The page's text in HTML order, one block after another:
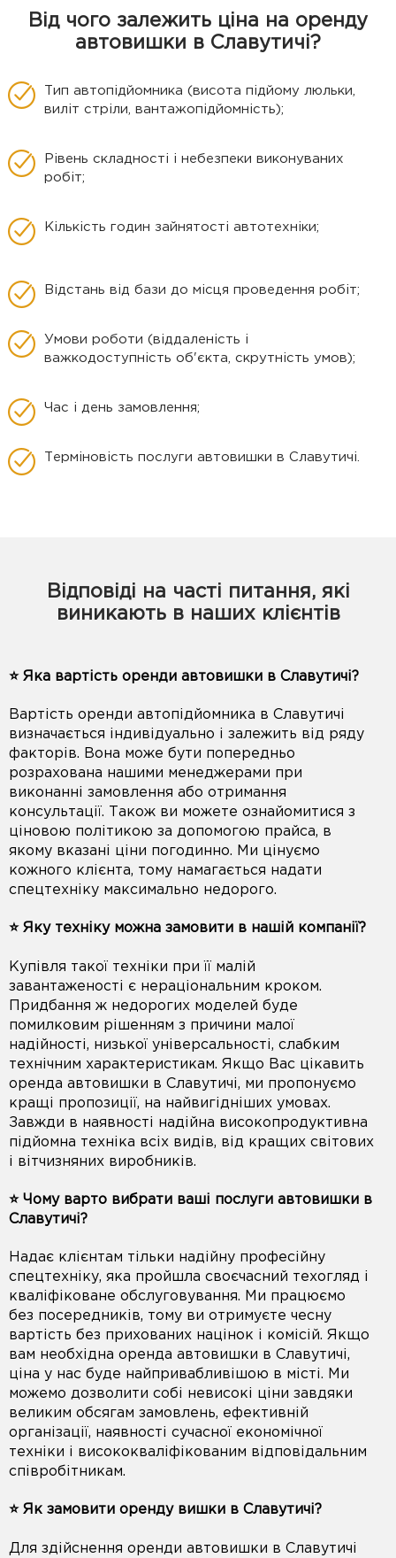
Від чого залежить ціна на оренду
автовишки в Славутичі?
Тип автопідйомника (висота підйому люльки,
виліт стріли, вантажопідйомність);
Рівень складності і небезпеки виконуваних
робіт;
Кількість годин зайнятості автотехніки;
Відстань від бази до місця проведення робіт;
Умови роботи (віддаленість і
важкодоступність об'єкта, скрутність умов);
Час і день замовлення;
Терміновість послуги автовишки в Славутичі.
Відповіді на часті питання, які
виникають в наших клієнтів
⭐️ Яка вартість оренди автовишки в Славутичі?
Вартість оренди автопідйомника в Славутичі
визначається індивідуально і залежить від ряду
факторів. Вона може бути попередньо
розрахована нашими менеджерами при
виконанні замовлення або отримання
консультації. Також ви можете ознайомитися з
ціновою політикою за допомогою прайса, в
якому вказані ціни погодинно. Ми цінуємо
кожного клієнта, тому намагається надати
спецтехніку максимально недорого.
⭐️ Яку техніку можна замовити в нашій компанії?
Купівля такої техніки при її малій
завантаженості є нераціональним кроком.
Придбання ж недорогих моделей буде
помилковим рішенням з причини малої
надійності, низької універсальності, слабким
технічним характеристикам. Якщо Вас цікавить
оренда автовишки в Славутичі, ми пропонуємо
кращі пропозиції, на найвигідніших умовах.
Завжди в наявності надійна високопродуктивна
підйомна техніка всіх видів, від кращих світових
і вітчизняних виробників.
⭐️ Чому варто вибрати ваші послуги автовишки в
Славутичі?
Надає клієнтам тільки надійну професійну
спецтехніку, яка пройшла своєчасний техогляд і
кваліфіковане обслуговування. Ми працюємо
без посередників, тому ви отримуєте чесну
вартість без прихованих націнок і комісій. Якщо
вам необхідна оренда автовишки в Славутичі,
ціна у нас буде найпривабливішою в місті. Ми
можемо дозволити собі невисокі ціни завдяки
великим обсягам замовлень, ефективній
організації, наявності сучасної економічної
техніки і висококваліфікованим відповідальним
співробітникам.
⭐️ Як замовити оренду вишки в Славутичі?
Для здійснення оренди автовишки в Славутичі